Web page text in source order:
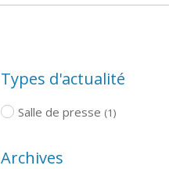
Types d'actualité
Salle de presse (1)
Archives